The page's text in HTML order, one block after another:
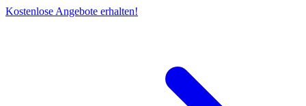
Kostenlose Angebote erhalten!